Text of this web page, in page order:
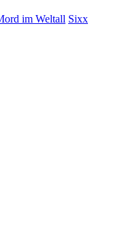
im Weltall Sixx